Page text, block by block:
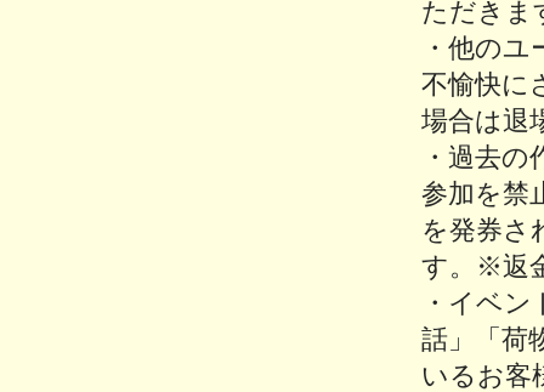
ただきま
・他の
不愉快に
場合は退
・過去
参加を禁
を発券さ
す。※返
・イベ
話」「荷
いるお客